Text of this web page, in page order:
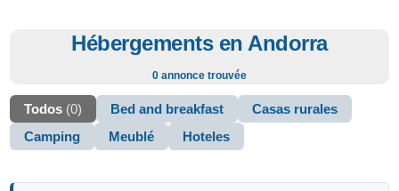
Hébergements en Andorra
0 annonce trouvée
Todos (0) Bed and breakfast
Casas rurales
Camping
Meublé Hoteles